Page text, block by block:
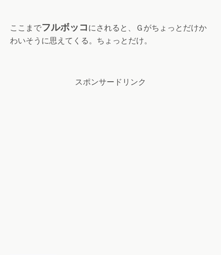
ここまでフルボッコ にされると、Ｇがちょっとだけか
わいそうに思えてくる。ちょっとだけ。
スポンサードリンク